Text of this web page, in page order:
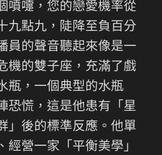
噴嚏，您的戀愛機率從
九點九，陡降至負百分
員的聲音聽起來像是一
機的雙子座，充滿了戲
瓶，一個典型的水瓶
恐慌，這是他患有「星
」後的標準反應。他單
經營一家「平衡美學」